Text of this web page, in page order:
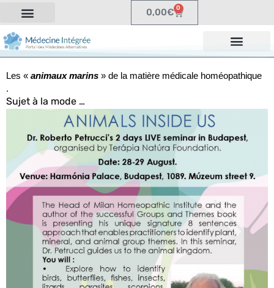
0,00€ 0
Les « animaux marins » de la matière médicale homéopathique
.
Sujet à la mode …